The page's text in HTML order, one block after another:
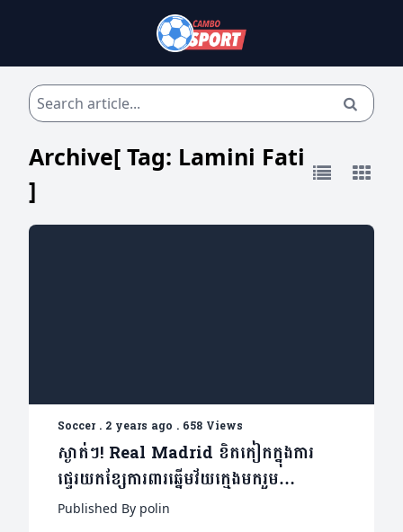
Archive[ Tag: Lamini Fati
]
Soccer. 2 years ago . 658 Views
ស្ងាត់ៗ! Real Madrid ខិតកៀកក្នុងការ
ផ្ទេរយកខ្សែការពារឆ្នើមវ័យក្មេងមករួម
ក្រុម(មាន១វីដេអូ)
Published By polin